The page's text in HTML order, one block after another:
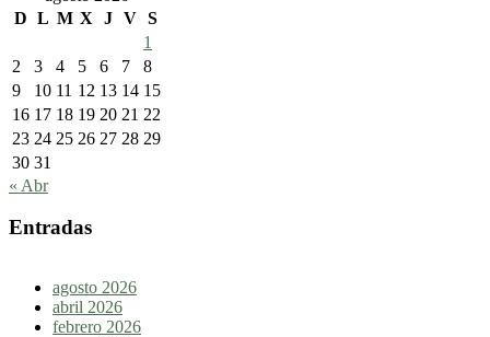
D L M X J V S
1
2
3 4 5 6 7
8
9
10 11 12 13 14 15
16 17 18 19 20 21 22
23 24 25 26 27 28 29
30 31
« Abr
Entradas
agosto 2026
abril 2026
febrero 2026